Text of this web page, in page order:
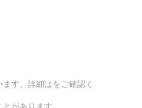
す。詳細はをご確認く
があります。